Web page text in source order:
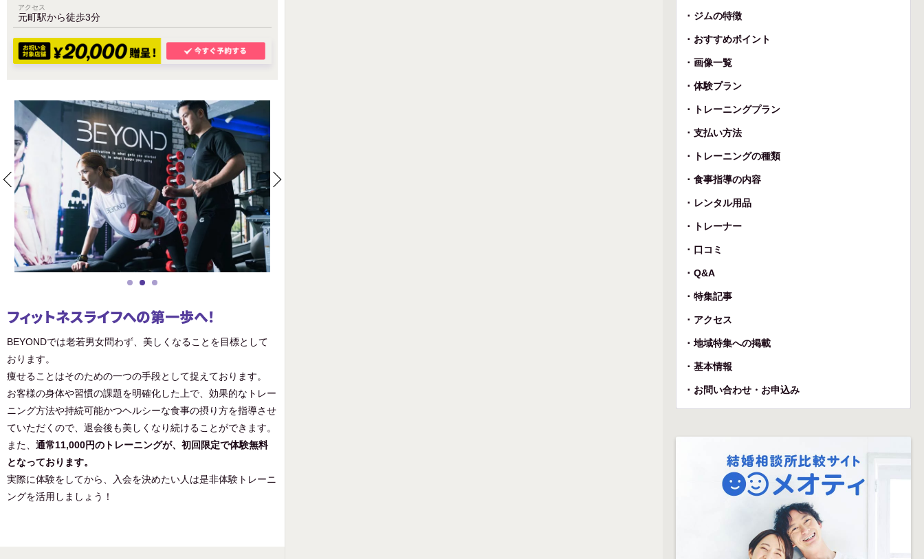
アクセス
元町駅から徒歩3分
フィットネスライフへの第一歩へ！
BEYONDでは老若男女問わず、美しくなることを目標として
おります。
痩せることはそのための一つの手段として捉えております。
お客様の身体や習慣の課題を明確化した上で、効果的なトレー
ニング方法や持続可能かつヘルシーな食事の摂り方を指導させ
ていただくので、退会後も美しくなり続けることができます。
また、通常11,000円のトレーニングが、初回限定で体験無料
となっております。
実際に体験をしてから、入会を決めたい人は是非体験トレーニ
ングを活用しましょう！
ジムの特徴
おすすめポイント
画像一覧
体験プラン
トレーニングプラン
支払い方法
トレーニングの種類
食事指導の内容
レンタル用品
トレーナー
口コミ
Q&A
特集記事
アクセス
地域特集への掲載
基本情報
お問い合わせ・お申込み